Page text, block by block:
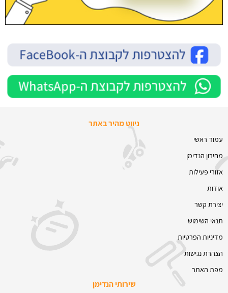
ניווט מהיר באתר
עמוד ראשי
מחירון הנדימן
אזורי פעילות
אודות
יצירת קשר
תנאי השימוש
מדיניות הפרטיות
הצהרת נגישות
מפת האתר
שירותי הנדימן